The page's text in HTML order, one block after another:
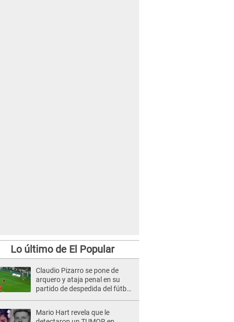
Lo último de El Popular
Claudio Pizarro se pone de
arquero y ataja penal en su
partido de despedida del fútbol
Mario Hart revela que le